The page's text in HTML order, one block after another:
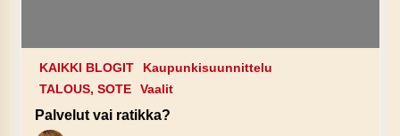
KAIKKI BLOGIT
Kaupunkisuunnittelu
TALOUS, SOTE
Vaalit
Palvelut vai ratikka?